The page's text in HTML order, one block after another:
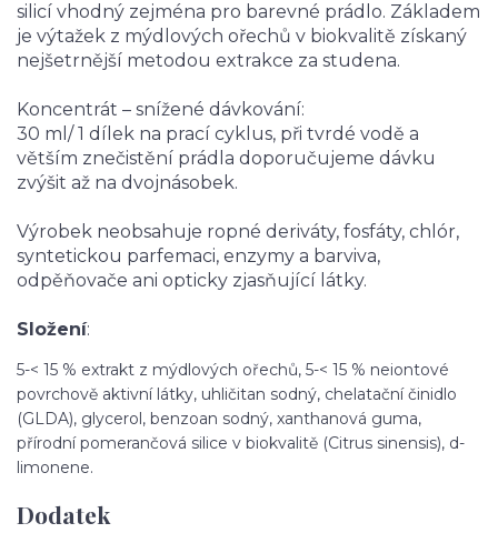
silicí vhodný zejména pro barevné prádlo. Základem
je výtažek z mýdlových ořechů v biokvalitě získaný
nejšetrnější metodou extrakce za studena.
Koncentrát – snížené dávkování:
30 ml/ 1 dílek na prací cyklus, při tvrdé vodě a
větším znečistění prádla doporučujeme dávku
zvýšit až na dvojnásobek.
Výrobek neobsahuje ropné deriváty, fosfáty, chlór,
syntetickou parfemaci, enzymy a barviva,
odpěňovače ani opticky zjasňující látky.
Složení:
5-< 15 % extrakt z mýdlových ořechů, 5-< 15 % neiontové
povrchově aktivní látky, uhličitan sodný, chelatační činidlo
(GLDA), glycerol, benzoan sodný, xanthanová guma,
přírodní pomerančová silice v biokvalitě (Citrus sinensis), d-
limonene.
Dodatek